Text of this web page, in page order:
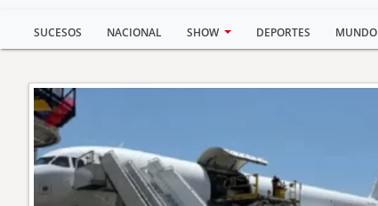
SUCESOS NACIONAL SHOW DEPORTES MUNDO
Sucesos
Nacional
Política
Show